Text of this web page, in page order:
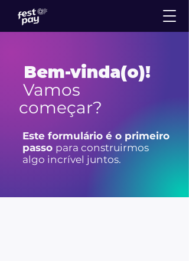
Bem-vinda(o)!
Vamos
começar?
Este formulário é o primeiro
passo para construirmos
algo incrível juntos.